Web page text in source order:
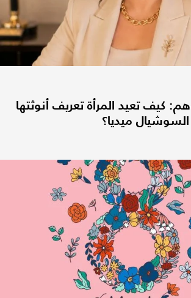
كيف تعيد المرأة تعريف أنوثتها
ميديا؟